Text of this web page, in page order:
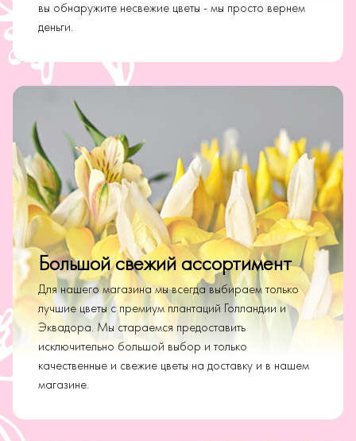
вы обнаружите несвежие цветы - мы просто вернем
деньги.
Большой свежий ассортимент
Для нашего магазина мы всегда выбираем только
лучшие цветы с премиум плантаций Голландии и
Эквадора. Мы стараемся предоставить
исключительно большой выбор и только
качественные и свежие цветы на доставку и в нашем
магазине.